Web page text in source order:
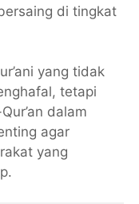
di tingkat
yang tidak
tetapi
dalam
agar
yang